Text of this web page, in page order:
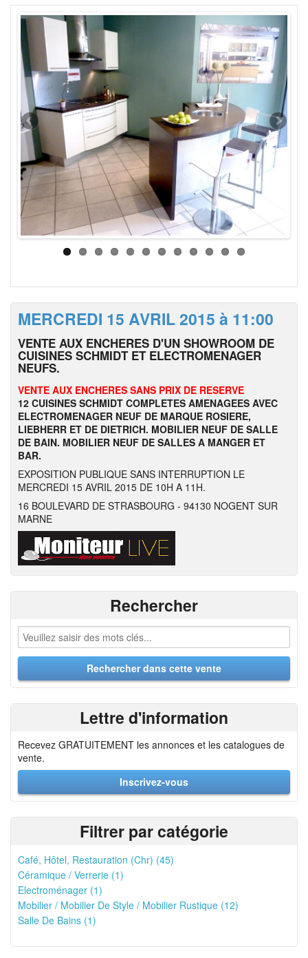
MERCREDI 15 AVRIL 2015 à 11:00
VENTE AUX ENCHERES D'UN SHOWROOM DE
CUISINES SCHMIDT ET ELECTROMENAGER
NEUFS.
VENTE AUX ENCHERES SANS PRIX DE RESERVE
12 CUISINES SCHMIDT COMPLETES AMENAGEES AVEC
ELECTROMENAGER NEUF DE MARQUE ROSIERE,
LIEBHERR ET DE DIETRICH. MOBILIER NEUF DE SALLE
DE BAIN. MOBILIER NEUF DE SALLES A MANGER ET
BAR.
EXPOSITION PUBLIQUE SANS INTERRUPTION LE
MERCREDI 15 AVRIL 2015 DE 10H A 11H.
16 BOULEVARD DE STRASBOURG - 94130 NOGENT SUR
MARNE
Rechercher
Lettre d'information
Recevez GRATUITEMENT les annonces et les catalogues de
vente.
Inscrivez-vous
Filtrer par catégorie
Café, Hôtel, Restauration (Chr) (45)
Céramique / Verrerie (1)
Electroménager (1)
Mobilier / Mobilier De Style / Mobilier Rustique (12)
Salle De Bains (1)